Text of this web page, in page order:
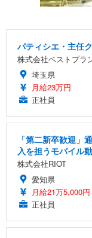
パティシエ・主任
株式会社ベストプラ
埼玉県
月給23万円
正社員
「第二新卒歓迎」
入を担うモバイル
株式会社RIOT
愛知県
月給21万5,000
正社員